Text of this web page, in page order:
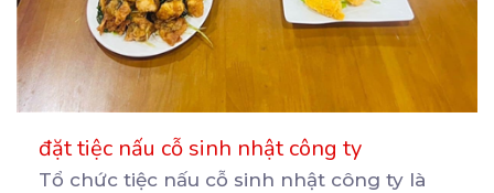
đặt tiệc nấu cỗ sinh nhật công ty
Tổ chức tiệc nấu cỗ sinh nhật công ty là